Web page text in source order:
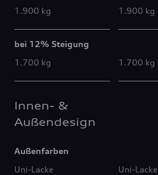
1.900 kg
1.900 kg
bei 12% Steigung
1.700 kg
1.700 kg
Innen- &
Außendesign
Außenfarben
Uni-Lacke
Uni-Lacke